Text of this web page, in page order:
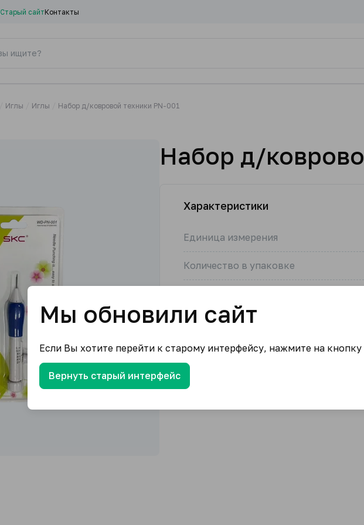
Старый сайтКонтакты
Иглы Иглы Набор д/ковровой техники PN-001
Набор д/
Характеристики
Единица измерения
Количество в упаковке
Нет в наличии
Мы обновили сайт
Если Вы хотите перейти к старому интерфейсу, нажмите на кнопку
Вернуть старый интерфейс